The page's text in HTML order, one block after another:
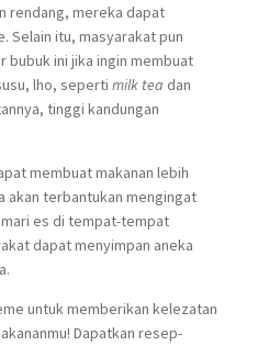
rendang, mereka dapat
Selain itu, masyarakat pun
bubuk ini jika ingin membuat
lho, seperti milk tea dan
tinggi kandungan
membuat makanan lebih
akan terbantukan mengingat
es di tempat-tempat
dapat menyimpan aneka
untuk memberikan kelezatan
Dapatkan resep-